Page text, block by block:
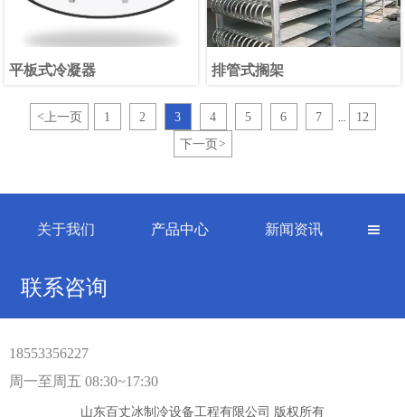
平板式冷凝器 排管式搁架
< 上一页 1 2 3 4 5 6 7
12
下一页 >
关于我们 产品中心 新闻资讯 
联系咨询
18553356227
周一至周五 08:30~17:30
山东百丈冰制冷设备工程有限公司 版权所有